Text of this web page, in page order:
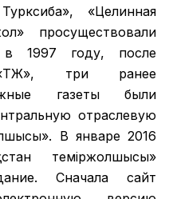
«Целинная
просуществовали
1997 году, после
три ранее
газеты были
отраслевую
В январе 2016
теміржолшысы»
Сначала сайт